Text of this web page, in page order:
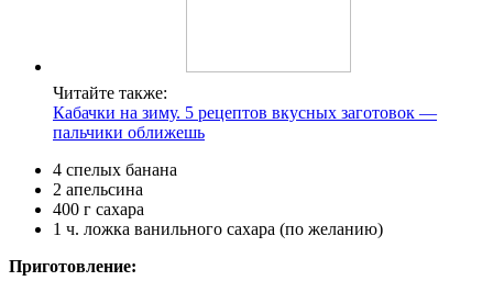
Читайте также:
Кабачки на зиму. 5 рецептов вкусных заготовок —
пальчики оближешь
4 спелых банана
2 апельсина
400 г сахара
1 ч. ложка ванильного сахара (по желанию)
Приготовление: